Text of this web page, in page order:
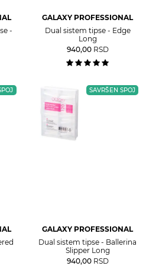
-
GALAXY PROFESSIONAL
Dual sistem tipse - Edge
Long
940,00 RSD
SAVRŠEN SPOJ
GALAXY PROFESSIONAL
Dual sistem tipse - Ballerina
Slipper Long
940,00 RSD